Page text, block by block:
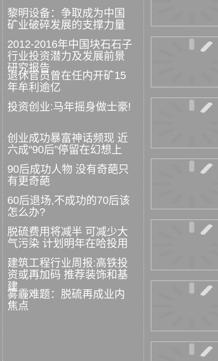
黎明设备：争取成为中国
矿业破碎发展的支撑力量
2012-2016年中国块石石子
行业投资潜力及发展前景
研究报告
退休官员曾在任内开矿15
年牟利逾亿
投资创业:马年摇身做士豪!
创业成功暴富神话频现 近
六成“90后”停留在幻想上
90后成功人物 没有奇葩只
有更奇葩
60后退场,不成功的70后该
怎么办?
脱硫费用将减半 可减少大
气污染 计划明年在哈投用
建筑工程行业周报:高铁投
资或再加码 推荐装饰和基
建
雾霾难题：脱硫再成业内
焦点